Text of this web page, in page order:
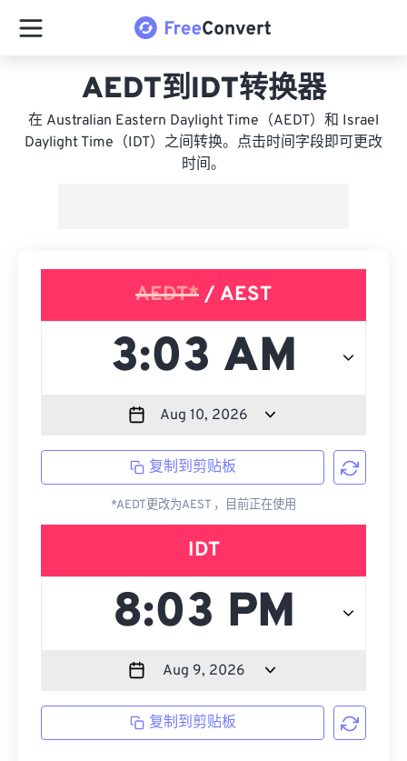
AEDT到IDT转换器
在 Australian Eastern Daylight Time（AEDT）和 Israel
Daylight Time（IDT）之间转换。点击时间字段即可更改
时间。
AEDT* / AEST
复制到剪贴板
*AEDT更改为AEST ，目前正在使用
IDT
复制到剪贴板